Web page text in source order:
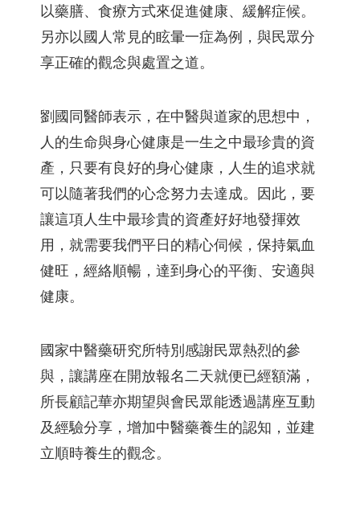
以藥膳、食療方式來促進健康、緩解症候。
另亦以國人常見的眩暈一症為例，與民眾分
享正確的觀念與處置之道。
劉國同醫師表示，在中醫與道家的思想中，
人的生命與身心健康是一生之中最珍貴的資
產，只要有良好的身心健康，人生的追求就
可以隨著我們的心念努力去達成。因此，要
讓這項人生中最珍貴的資產好好地發揮效
用，就需要我們平日的精心伺候，保持氣血
健旺，經絡順暢，達到身心的平衡、安適與
健康。
國家中醫藥研究所特別感謝民眾熱烈的參
與，讓講座在開放報名二天就便已經額滿，
所長顧記華亦期望與會民眾能透過講座互動
及經驗分享，增加中醫藥養生的認知，並建
立順時養生的觀念。